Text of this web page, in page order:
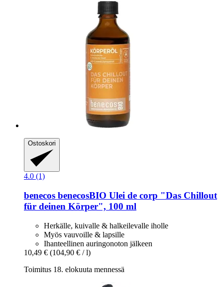
Ostoskori
4.0 (1)
benecos benecosBIO Ulei de corp "Das Chillout
für deinen Körper", 100 ml
Herkälle, kuivalle & halkeilevalle iholle
Myös vauvoille & lapsille
Ihanteellinen auringonoton jälkeen
10,49 € (104,90 € / l)
Toimitus 18. elokuuta mennessä